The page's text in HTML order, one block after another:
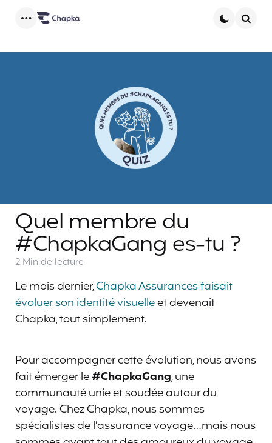
Quel membre du
#ChapkaGang es-tu ?
2 Min de lecture
Le mois dernier,Chapka Assurances faisait
évoluer son identité visuelleet devenait
Chapka, tout simplement.
Pour accompagner cette évolution, nous avons
fait émerger le#ChapkaGang, une
communauté unie et soudée autour du
voyage. Chez Chapka, nous sommes
spécialistes de l’assurance voyage…mais nous